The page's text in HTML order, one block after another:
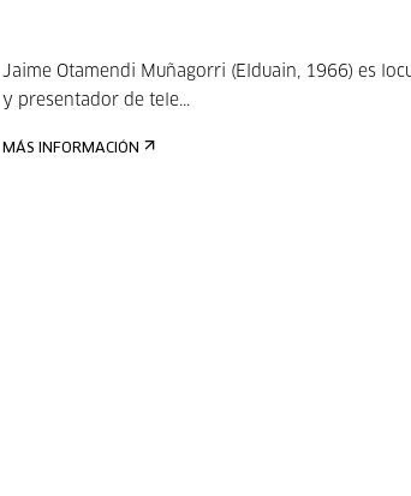
Jaime Otamendi Muñagorri (Elduain, 1966) es
y presentador de tele...
MÁS INFORMACIÓN